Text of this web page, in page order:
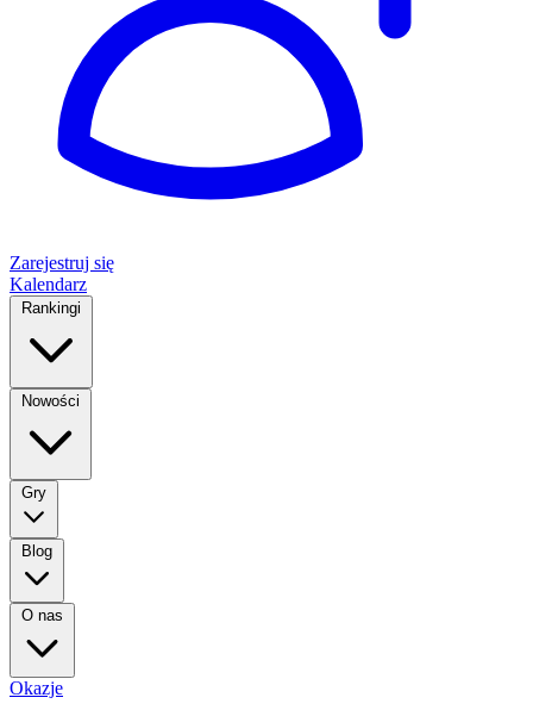
Zarejestruj się
Kalendarz
Rankingi
Nowości
Gry
Blog
O nas
Okazje